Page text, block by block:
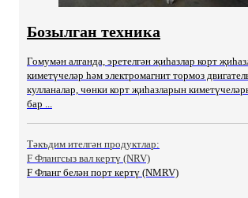
Бозылган техника
Гомумән алганда, эретелгән җиһазлар корт
киметүчеләр һәм электромагнит тормоз
кулланалар, чөнки корт җиһазларын
бар ...
Тәкъдим ителгән продуктлар:
F Флангсыз вал кертү (NRV)
F Фланг белән порт кертү (NMRV)